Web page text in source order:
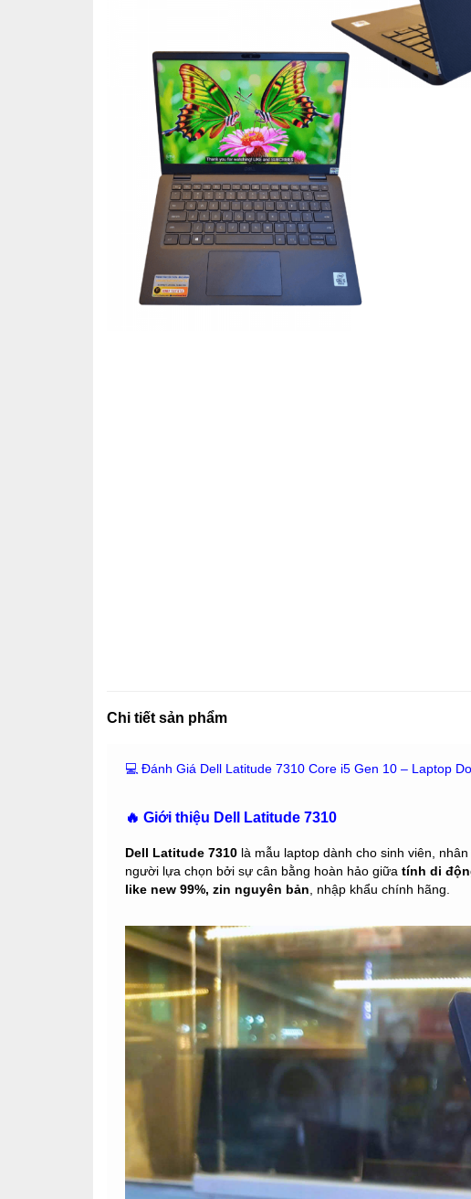
Chi tiết sản phẩm
💻 Đánh Giá Dell Latitude 7310 Core i5 Gen 10 – Laptop
🔥 Giới thiệu Dell Latitude 7310
Dell Latitude 7310 là mẫu laptop dành cho sinh viên,
người lựa chọn bởi sự cân bằng hoàn hảo giữa tính di
like new 99%, zin nguyên bản , nhập khẩu chính hãng.